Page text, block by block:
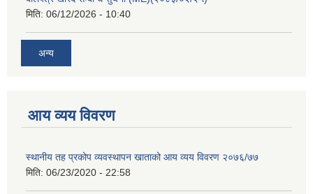
मिति: 06/12/2026 - 10:40
अन्य
आय व्यय विवरण
स्थानीय तह प्रकोप व्यवस्थापन खाताको आय व्यय विवरण २०७६/७७
मिति: 06/23/2020 - 22:58